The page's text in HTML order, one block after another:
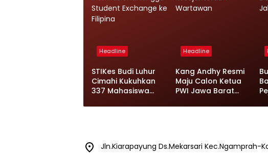
Headline
STIKes Budi Luhur
Cimahi Kukuhkan
337 Mahasiswa
Internasional
Headline
Kang Andhy Resmi
Maju Calon Ketua
PWI Jawa Barat
Kesejahteraan
Jln.Kiarapayung Ds.Mekarsari Kec.Ngamprah-